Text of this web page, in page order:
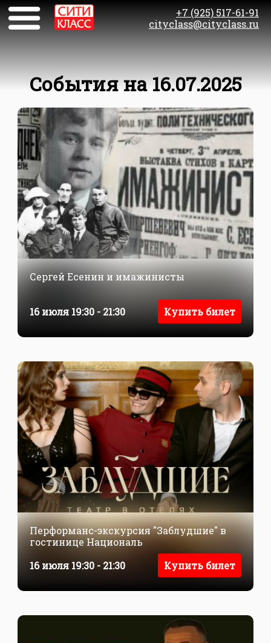
+7 (925) 517-61-91
cityclass@cityclass.ru
События на 16.07.2025
Сергей Есенин и имажинисты
16 июля 19:30 - 21:30 Купить билет
Перформанс-экскурсия "Заблудшие" в
гостинице Националь
16 июля 19:30 - 21:30
Купить билет